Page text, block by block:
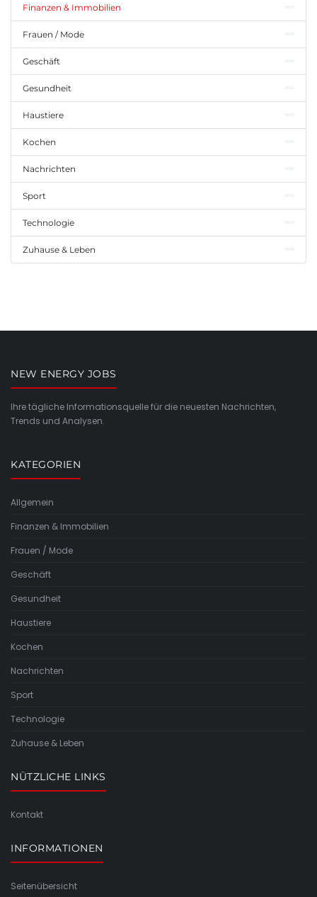
Finanzen & Immobilien
Frauen / Mode
Geschäft
Gesundheit
Haustiere
Kochen
Nachrichten
Sport
Technologie
Zuhause & Leben
NEW ENERGY JOBS
Ihre tägliche Informationsquelle für die neuesten Nachrichten,
Trends und Analysen.
KATEGORIEN
Allgemein
Finanzen & Immobilien
Frauen / Mode
Geschäft
Gesundheit
Haustiere
Kochen
Nachrichten
Sport
Technologie
Zuhause & Leben
NÜTZLICHE LINKS
Kontakt
INFORMATIONEN
Seitenübersicht